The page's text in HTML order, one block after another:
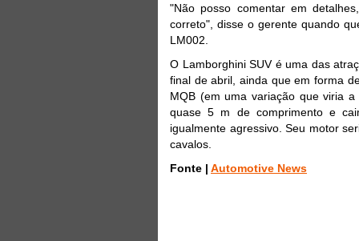
"Não posso comentar em
correto", disse o gerente quando
LM002.
O Lamborghini SUV é uma das
final de abril, ainda que em forma
MQB (em uma variação que viria
quase 5 m de comprimento e
igualmente agressivo. Seu motor
cavalos.
Fonte | Automotive News